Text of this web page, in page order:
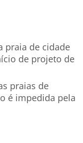
praia de cidade
de projeto de
praias de
é impedida pela